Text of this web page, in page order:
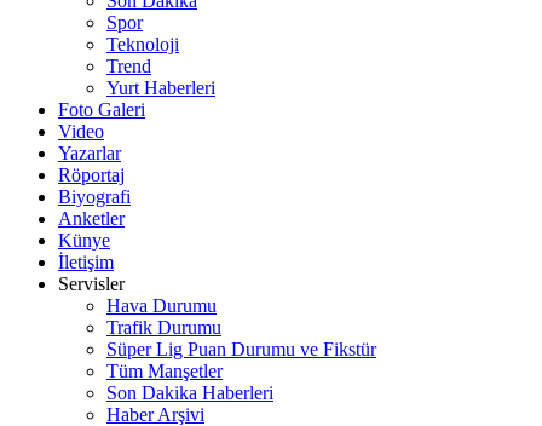
Spor
Teknoloji
Trend
Yurt Haberleri
Foto Galeri
Video
Yazarlar
Röportaj
Biyografi
Anketler
Künye
İletişim
Servisler
Hava Durumu
Trafik Durumu
Süper Lig Puan Durumu ve Fikstür
Tüm Manşetler
Son Dakika Haberleri
Haber Arşivi